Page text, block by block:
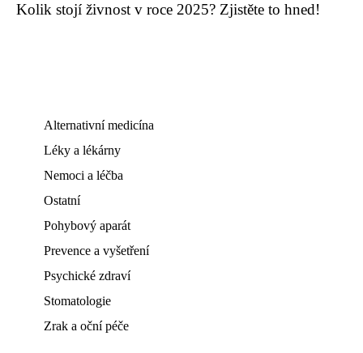
Kolik stojí živnost v roce 2025? Zjistěte to hned!
Alternativní medicína
Léky a lékárny
Nemoci a léčba
Ostatní
Pohybový aparát
Prevence a vyšetření
Psychické zdraví
Stomatologie
Zrak a oční péče